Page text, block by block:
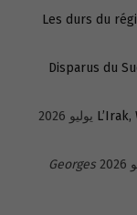
Les durs du
Disparus du
Georges